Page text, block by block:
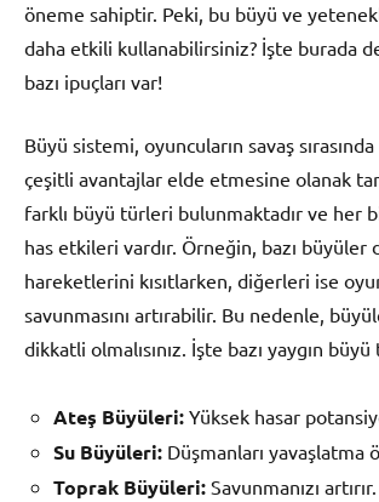
öneme sahiptir. Peki, bu büyü ve
daha etkili kullanabilirsiniz? İşte burada
bazı ipuçları var!
Büyü sistemi, oyuncuların savaş
çeşitli avantajlar elde etmesine olanak
farklı büyü türleri bulunmaktadır ve her
has etkileri vardır. Örneğin, bazı büyüler
hareketlerini kısıtlarken, diğerleri ise
savunmasını artırabilir. Bu nedenle,
dikkatli olmalısınız. İşte bazı yaygın
Ateş Büyüleri: Yüksek hasar
Su Büyüleri: Düşmanları yavaşlatma
Toprak Büyüleri: Savunmanızı artırır.